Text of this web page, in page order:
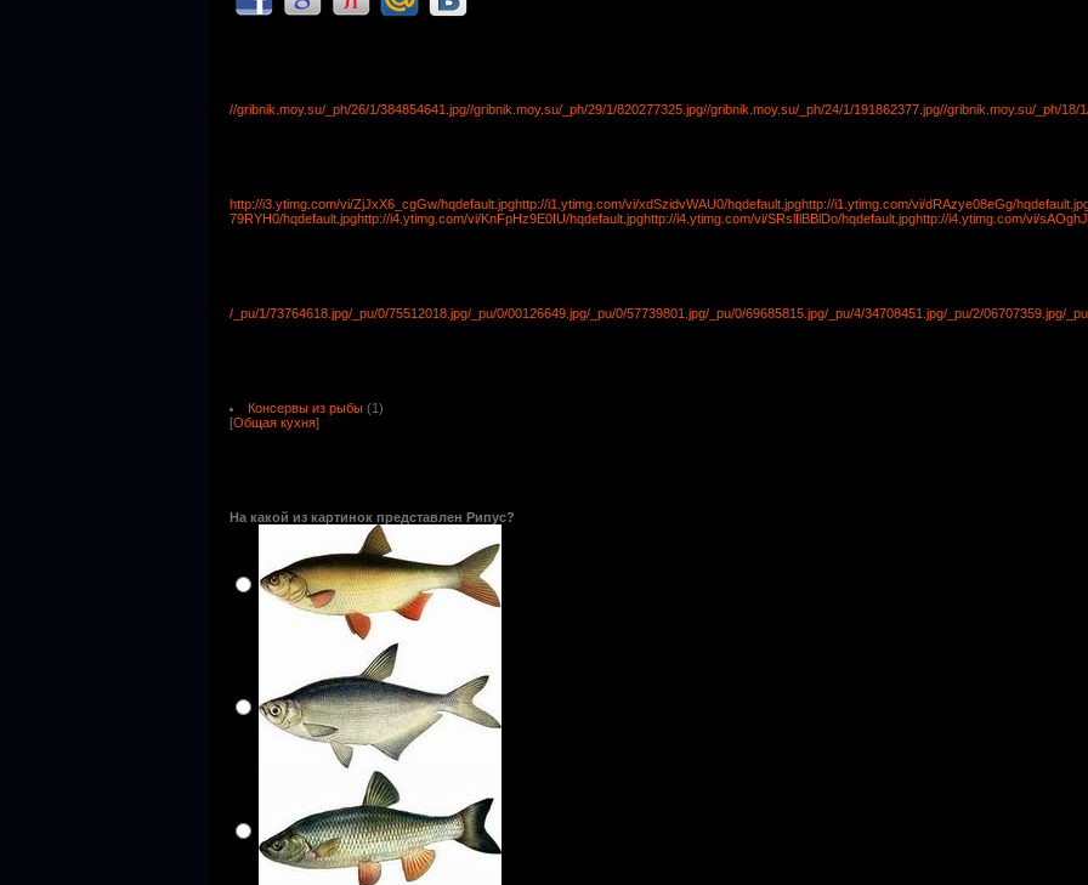
//gribnik.moy.su/_ph/26/1/384854641.jpg//gribnik.moy.su/_ph/29/1/820277325.jpg//gribnik.moy.su/_ph/24/1/191862377.jpg//gribnik.moy.su/_ph/18/
http://i3.ytimg.com/vi/ZjJxX6_cgGw/hqdefault.jpghttp://i1.ytimg.com/vi/xdSzidvWAU0/hqdefault.jpghttp://i1.ytimg.com/vi/dRAzye08eGg/
79RYH0/hqdefault.jpghttp://i4.ytimg.com/vi/KnFpHz9E0IU/hqdefault.jpghttp://i4.ytimg.com/vi/SRslIlBBlDo/hqdefault.jpghttp://i4.ytimg.com/vi/
/_pu/1/73764618.jpg/_pu/0/75512018.jpg/_pu/0/00126649.jpg/_pu/0/57739801.jpg/_pu/0/69685815.jpg/_pu/4/34708451.jpg/_pu/2/06707359.jpg/
Консервы из рыбы (1)
[Общая кухня]
На какой из картинок представлен Рипус?